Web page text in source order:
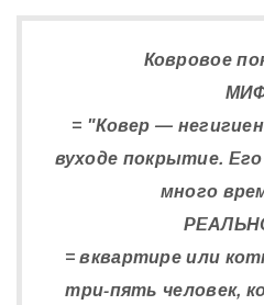
Ковровое
= "Ковер —
вуходе покрытие.
много
= вквартире или
три-пять человек,